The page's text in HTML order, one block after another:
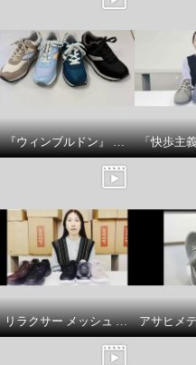
『ウィンブルドン』 スニーカーで 紐の色を変えてアレンジを楽しんでみましょう♪
リラクサー メッシュ サイドファスナー付 スニーカーの商品紹介とサイズ選びのポイント